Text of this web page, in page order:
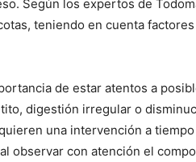
Según los expertos de
teniendo en cuenta
de estar atentos a
digestión irregular o
una intervención a
observar con atención el